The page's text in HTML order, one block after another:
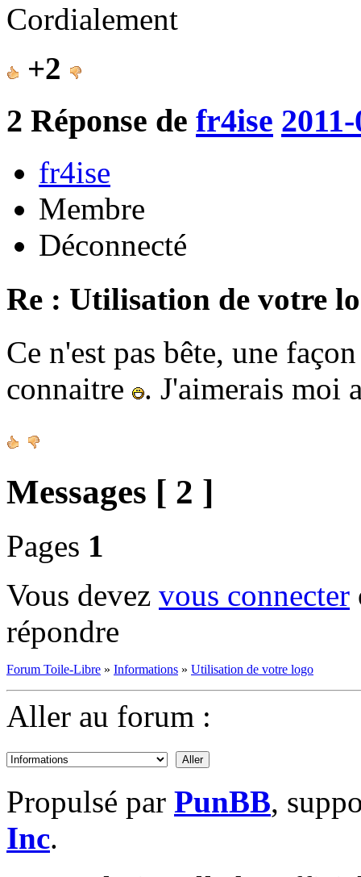
Cordialement
+2
2 Réponse de fr4ise
fr4ise
Membre
Déconnecté
Re : Utilisation de votre
Ce n'est pas bête, une
connaitre
. J'aimerais moi
Messages [ 2 ]
Pages 1
Vous devez vous connecter
répondre
Forum Toile-Libre » Informations » Utilisation de votre logo
Aller au forum :
Propulsé par PunBB,
Inc.